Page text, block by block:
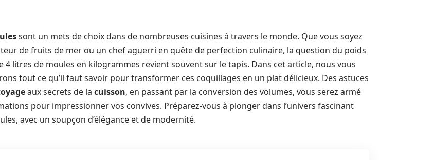
sont un mets de choix dans de nombreuses cuisines à travers le monde. Que vous soyez
de fruits de mer ou un chef aguerri en quête de perfection culinaire, la question du poids
4 litres de moules en kilogrammes revient souvent sur le tapis. Dans cet article, nous vous
tout ce qu’il faut savoir pour transformer ces coquillages en un plat délicieux. Des astuces
aux secrets de la cuisson, en passant par la conversion des volumes, vous serez armé
pour impressionner vos convives. Préparez-vous à plonger dans l’univers fascinant
avec un soupçon d’élégance et de modernité.